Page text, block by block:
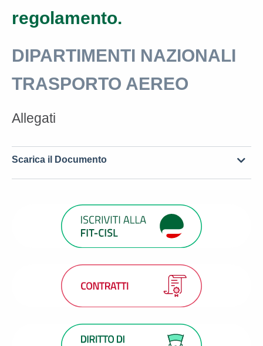
regolamento.
DIPARTIMENTI NAZIONALI
TRASPORTO AEREO
Allegati
Scarica il Documento